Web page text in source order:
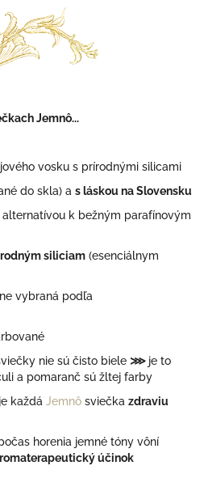
Jemnô...
vosku s prírodnými silicami
do skla) a s láskou na Slovensku
k bežným parafínovým
siliciam (esenciálnym
vybraná podľa
nie sú čisto biele ⋙ je to
a pomaranč sú žltej farby
každá Jemnô sviečka zdraviu
horenia jemné tóny vôní
účinok